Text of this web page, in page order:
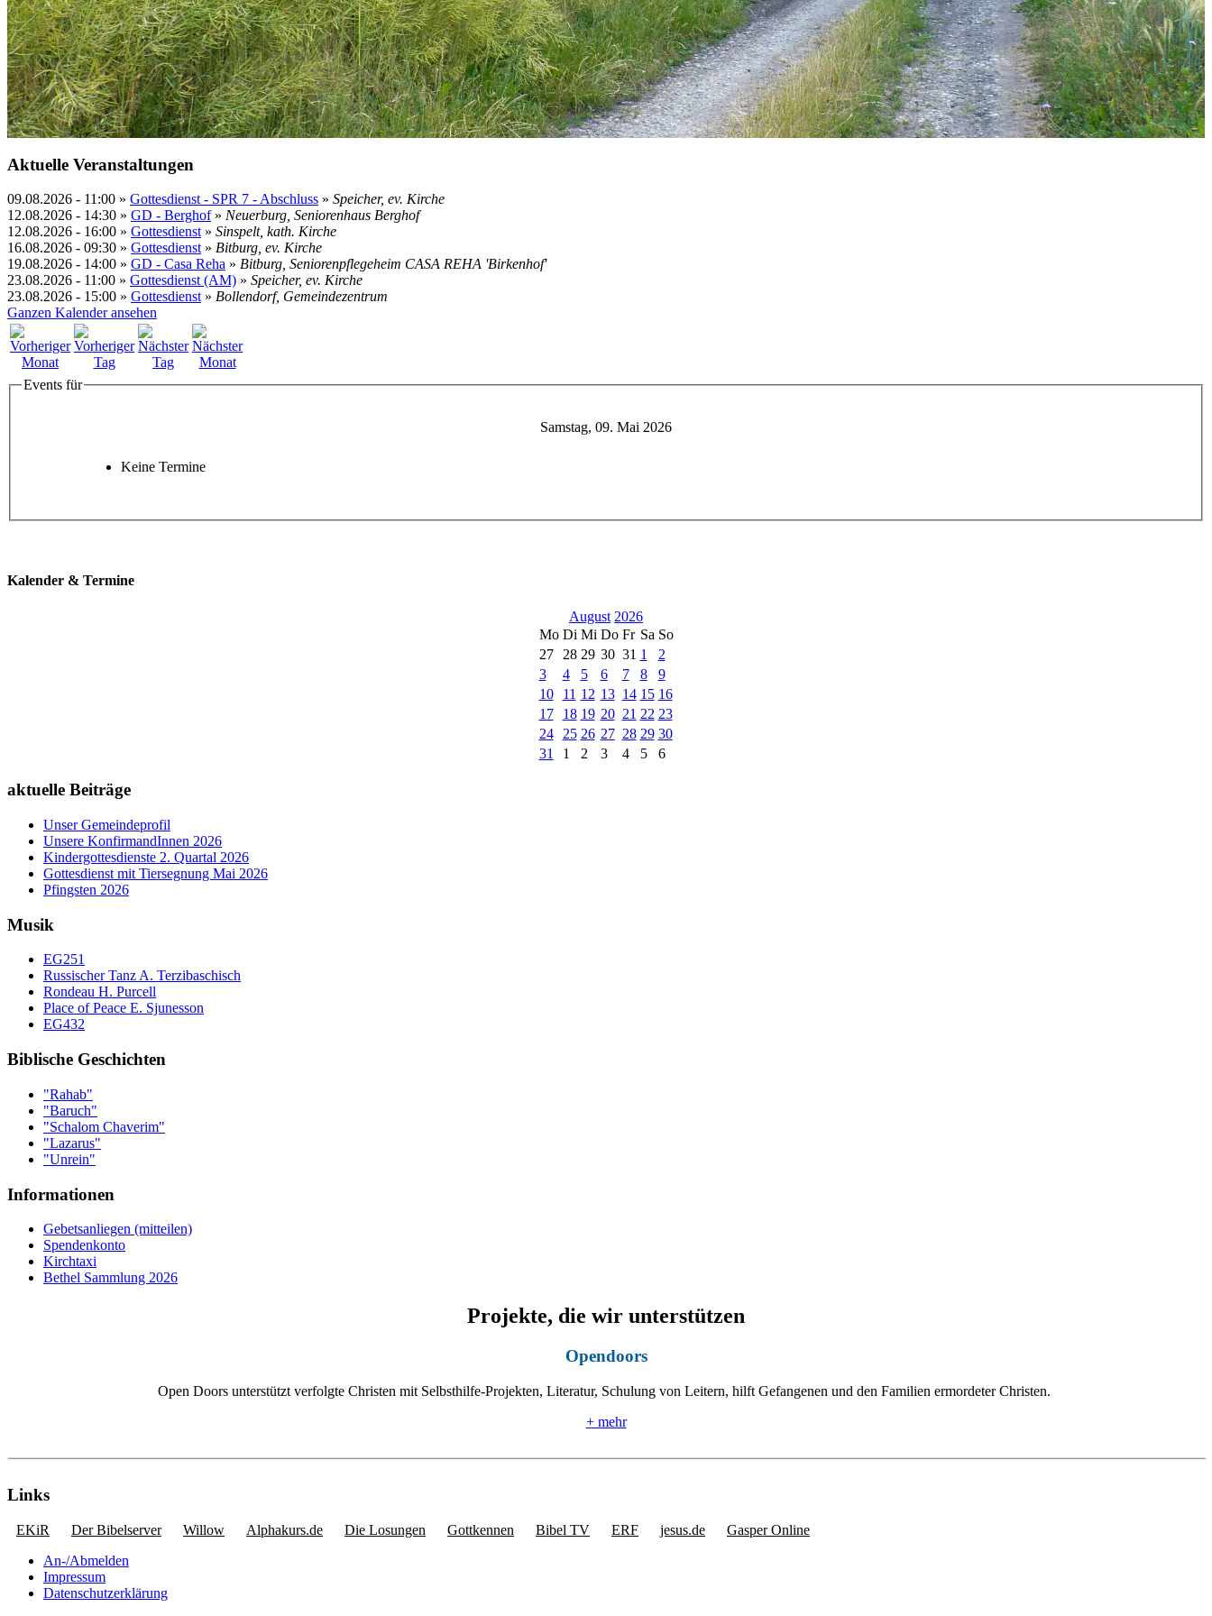
Aktuelle Veranstaltungen
09.08.2026 - 11:00 » Gottesdienst - SPR 7 - Abschluss » Speicher, ev. Kirche
12.08.2026 - 14:30 » GD - Berghof» Neuerburg, Seniorenhaus Berghof
12.08.2026 - 16:00 » Gottesdienst» Sinspelt, kath. Kirche
16.08.2026 - 09:30 » Gottesdienst» Bitburg, ev. Kirche
19.08.2026 - 14:00 » GD - Casa Reha » Bitburg, Seniorenpflegeheim CASA REHA 'Birkenhof'
23.08.2026 - 11:00 » Gottesdienst (AM) » Speicher, ev. Kirche
23.08.2026 - 15:00 » Gottesdienst» Bollendorf, Gemeindezentrum
Ganzen Kalender ansehen
Events für
Samstag, 09. Mai 2026
Keine Termine
Kalender & Termine
August 2026
Mo Di Mi Do Fr Sa So
27
28 29 30 31 1
2
3
4 5 6 7 8
9
10
11 12 13 14 15 16
17
18 19 20 21 22 23
24
25 26 27 28 29 30
31
1 2 3 4 5 6
aktuelle Beiträge
Unser Gemeindeprofil
Unsere KonfirmandInnen 2026
Kindergottesdienste 2. Quartal 2026
Gottesdienst mit Tiersegnung Mai 2026
Pfingsten 2026
Musik
EG251
Russischer Tanz A. Terzibaschisch
Rondeau H. Purcell
Place of Peace E. Sjunesson
EG432
Biblische Geschichten
"Rahab"
"Baruch"
"Schalom Chaverim"
"Lazarus"
"Unrein"
Informationen
Gebetsanliegen (mitteilen)
Spendenkonto
Kirchtaxi
Bethel Sammlung 2026
Projekte, die wir unterstützen
Opendoors
Open Doors unterstützt verfolgte Christen mit Selbsthilfe-Projekten, Literatur, Schulung von Leitern, hilft Gefangenen und den Familien ermordeter Christen.
+ mehr
Links
EKiR Der Bibelserver Willow Alphakurs.de Die Losungen Gottkennen Bibel TV ERF jesus.de
Gasper Online
An-/Abmelden
Impressum
Datenschutzerklärung